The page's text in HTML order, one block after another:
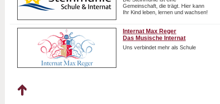
Gemeinschaft, die trägt. Hier kann
Ihr Kind leben, lernen und wachsen!
Internat Max Reger
Das Musische Internat
Uns verbindet mehr als Schule